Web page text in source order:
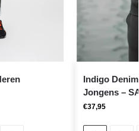
Indigo
Jongens –
€37,95